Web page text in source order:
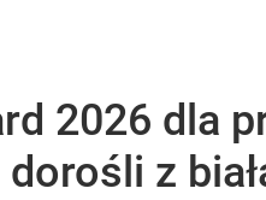
2026 dla
z